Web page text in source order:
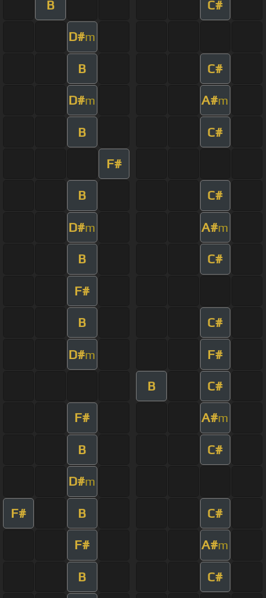
B C#
D#m
B C#
D#m A#m
B C#
F#
B C#
D#m A#m
B C#
F#
B C#
D#m F#
B C#
F# A#m
B C#
D#m
F# B C#
F# A#m
B C#